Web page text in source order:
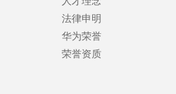
法律申明
华为荣誉
荣誉资质